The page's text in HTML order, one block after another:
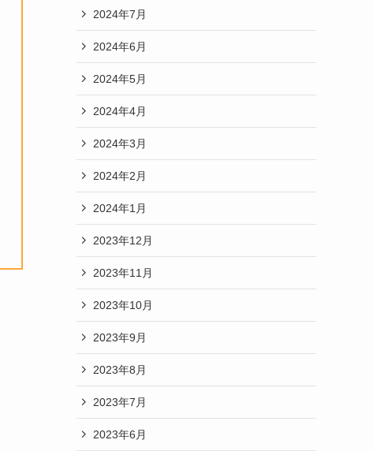
2024年7月
2024年6月
2024年5月
2024年4月
2024年3月
2024年2月
2024年1月
2023年12月
2023年11月
2023年10月
2023年9月
2023年8月
2023年7月
2023年6月